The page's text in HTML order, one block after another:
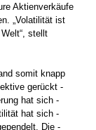
Aktienverkäufe
„Volatilität ist
stellt
somit knapp
gerückt
hat sich
hat sich
Die